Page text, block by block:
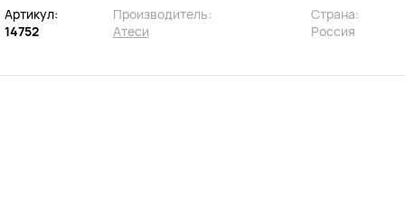
Артикул:
14752
Производитель:
Атеси
Страна:
Россия